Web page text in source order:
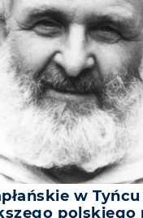
w
polskiego